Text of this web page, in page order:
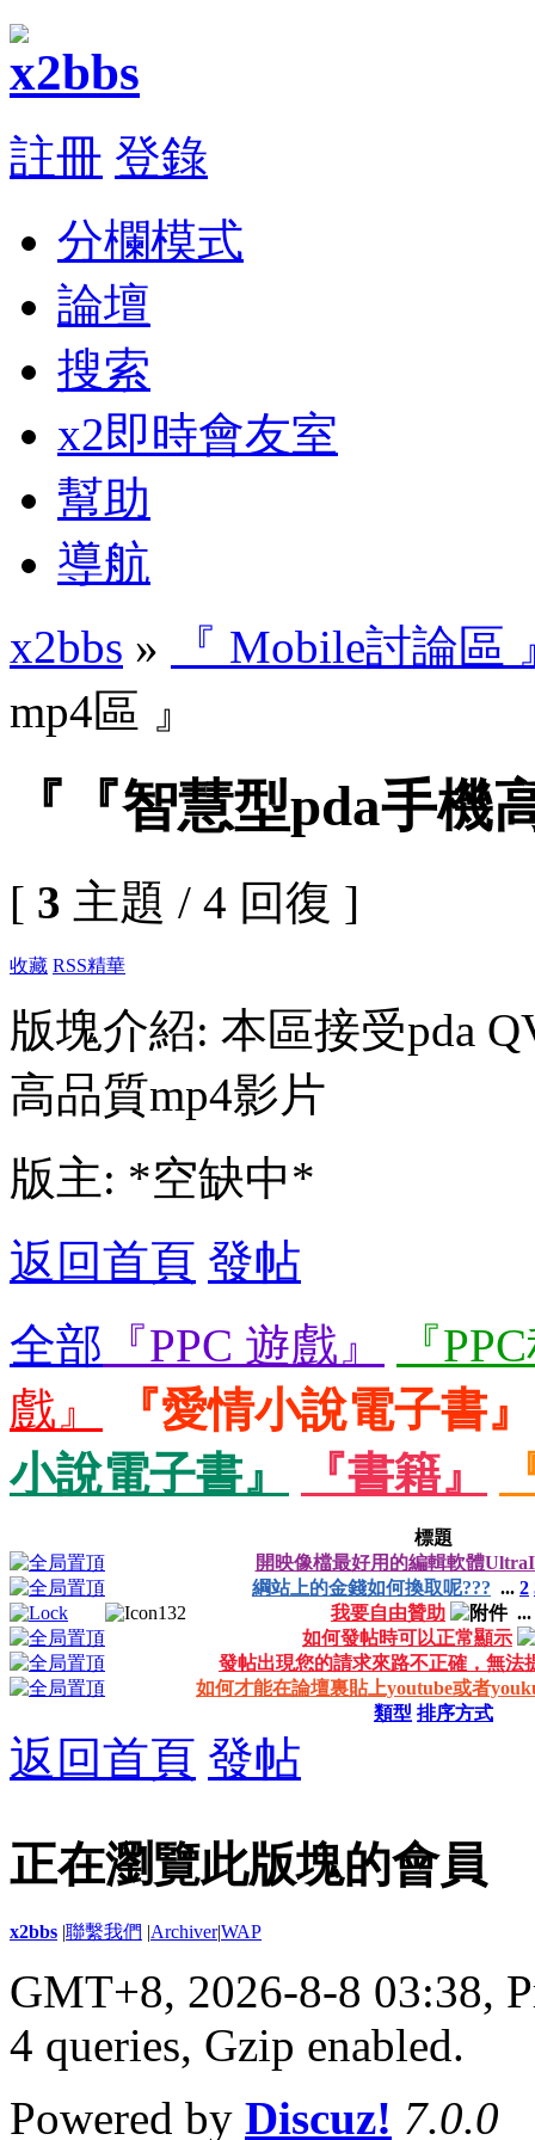
註冊 登錄
分欄模式
論壇
搜索
x2即時會友室
幫助
導航
x2bbs »
『 Mobile討論區
mp4區 』
『『智慧型pda手機
[ 3 主題 / 4 回復 ]
收藏 RSS精華
版塊介紹: 本區接受pda
高品質mp4影片
版主: *空缺中*
返回首頁 發帖
全部 『PPC 遊戲』
『
戲』
『愛情小說電子書』
小說電子書』
『書籍』
標題
開映像檔最好用的編輯軟體
綱站上的金錢如何換取呢??? ... 2
我要自由贊助
...
如何發帖時可以正常顯示
發帖出現您的請求來路不正確，無法
如何才能在論壇裏貼上youtube或者
類型 排序方式
返回首頁 發帖
正在瀏覽此版塊的會員
x2bbs |聯繫我們 |Archiver|WAP
GMT+8, 2026-8-8 03:38,
4 queries, Gzip enabled.
Powered by Discuz! 7.0.0